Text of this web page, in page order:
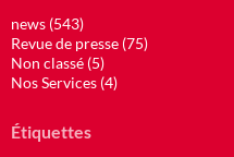
news (543)
Revue de presse (75)
Non classé (5)
Nos Services (4)
Étiquettes